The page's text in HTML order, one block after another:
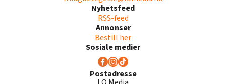
Nyhetsfeed
RSS-feed
Annonser
Bestill her
Sosiale medier
Postadresse